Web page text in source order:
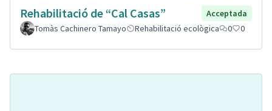
Rehabilitació de “Cal Casas”
Acceptada
Tomàs Cachinero Tamayo
Rehabilitació ecològica 0 0